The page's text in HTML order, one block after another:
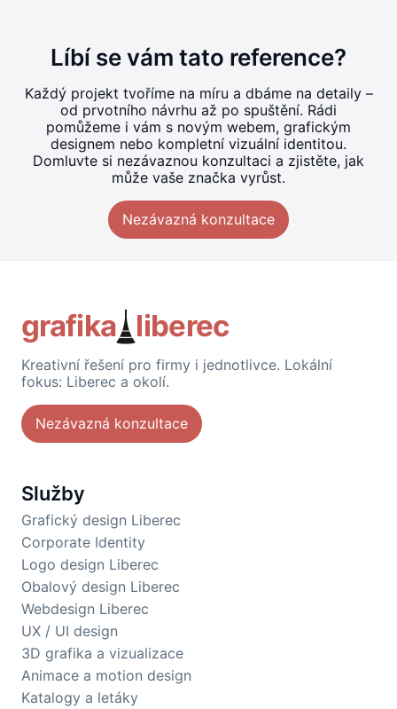
Líbí se vám tato reference?
Každý projekt tvoříme na míru a dbáme na detaily –
od prvotního návrhu až po spuštění. Rádi
pomůžeme i vám s novým webem, grafickým
designem nebo kompletní vizuální identitou.
Domluvte si nezávaznou konzultaci a zjistěte, jak
může vaše značka vyrůst.
Nezávazná konzultace
grafika liberec
Kreativní řešení pro firmy i jednotlivce. Lokální
fokus: Liberec a okolí.
Nezávazná konzultace
Služby
Grafický design Liberec
Corporate Identity
Logo design Liberec
Obalový design Liberec
Webdesign Liberec
UX / UI design
3D grafika a vizualizace
Animace a motion design
Katalogy a letáky